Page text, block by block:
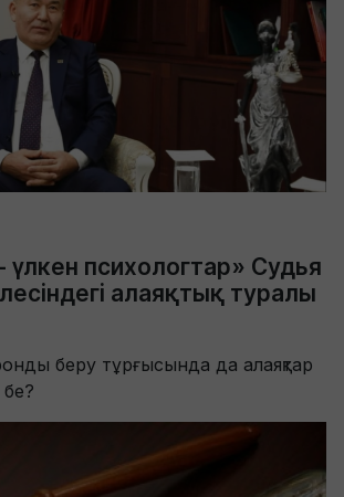
үлкен психологтар» Судья
алаяқтық туралы
беру тұрғысында да алаяқтар